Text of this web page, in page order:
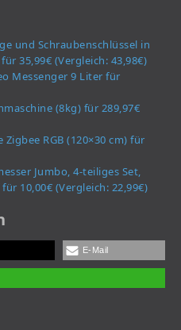
und Schraubenschlüssel in
35,99€ (Vergleich: 43,98€)
Messenger 9 Liter für
(8kg) für 289,97€
RGB (120×30 cm) für
Jumbo, 4-teiliges Set,
10,00€ (Vergleich: 22,99€)
E-Mail